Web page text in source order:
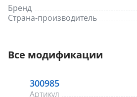
Бренд
Страна-производитель
Все модификации
300985
Артикул